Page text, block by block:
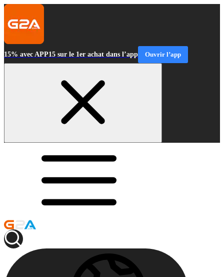
15% avec APP15 sur le 1er achat dans l’app Ouvrir l’app